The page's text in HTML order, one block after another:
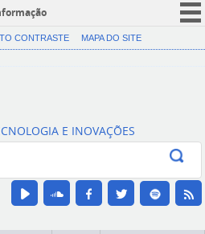
CORONAVÍRUS (COVID-19)
Canais
CONTRASTE MAPA DO SITE
E INOVAÇÕES